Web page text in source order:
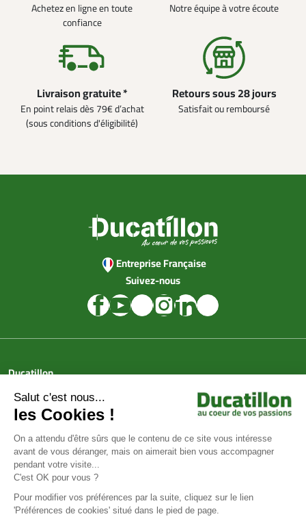
Achetez en ligne en toute
confiance
Notre équipe à votre écoute
Livraison gratuite *
En point relais dès 79€ d’achat
(sous conditions d'éligibilité)
Retours sous 28 jours
Satisfait ou remboursé
Entreprise Française
Suivez-nous
Ducatillon
Achat en ligne
Services
Aide & Conseils
Paiement sécurisé